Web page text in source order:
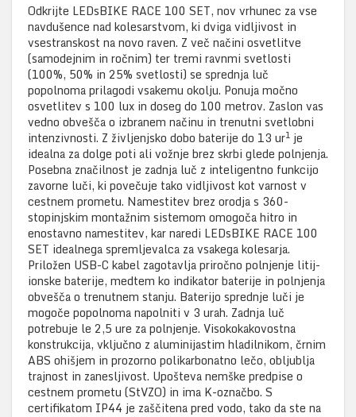
Odkrijte LEDsBIKE RACE 100 SET, nov vrhunec za vse
navdušence nad kolesarstvom, ki dviga vidljivost in
vsestranskost na novo raven. Z več načini osvetlitve
(samodejnim in ročnim) ter tremi ravnmi svetlosti
(100%, 50% in 25% svetlosti) se sprednja luč
popolnoma prilagodi vsakemu okolju. Ponuja močno
osvetlitev s 100 lux in doseg do 100 metrov. Zaslon vas
vedno obvešča o izbranem načinu in trenutni svetlobni
intenzivnosti. Z življenjsko dobo baterije do 13 ur1 je
idealna za dolge poti ali vožnje brez skrbi glede polnjenja.
Posebna značilnost je zadnja luč z inteligentno funkcijo
zavorne luči, ki povečuje tako vidljivost kot varnost v
cestnem prometu. Namestitev brez orodja s 360-
stopinjskim montažnim sistemom omogoča hitro in
enostavno namestitev, kar naredi LEDsBIKE RACE 100
SET idealnega spremljevalca za vsakega kolesarja.
Priložen USB-C kabel zagotavlja priročno polnjenje litij-
ionske baterije, medtem ko indikator baterije in polnjenja
obvešča o trenutnem stanju. Baterijo sprednje luči je
mogoče popolnoma napolniti v 3 urah. Zadnja luč
potrebuje le 2,5 ure za polnjenje. Visokokakovostna
konstrukcija, vključno z aluminijastim hladilnikom, črnim
ABS ohišjem in prozorno polikarbonatno lečo, obljublja
trajnost in zanesljivost. Upošteva nemške predpise o
cestnem prometu (StVZO) in ima K-označbo. S
certifikatom IP44 je zaščitena pred vodo, tako da ste na